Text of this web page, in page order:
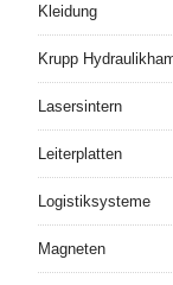
Kleidung
Krupp
Lasersintern
Leiterplatten
Logistiksysteme
Magneten